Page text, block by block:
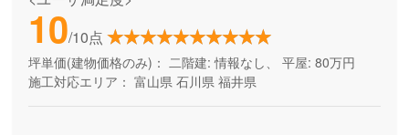
10/10点
坪単価(建物価格のみ)： 二階建: 情報なし、 平屋: 80万円
施工対応エリア： 富山県 石川県 福井県